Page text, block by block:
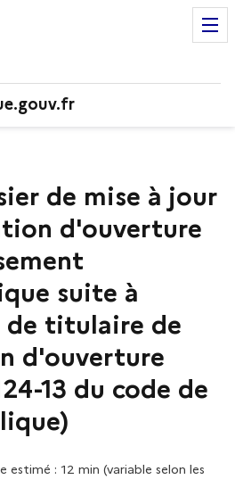
de mise à jour
d'ouverture
suite à
de titulaire de
d'ouverture
13 du code de
estimé : 12 min (variable selon les